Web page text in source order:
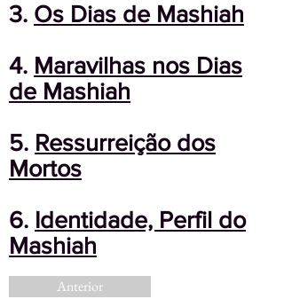
3. Os Dias de Mashiah
4. Maravilhas nos Dias
de Mashiah
5. Ressurreição dos
Mortos
6. Identidade, Perfil do
Mashiah
Anterior